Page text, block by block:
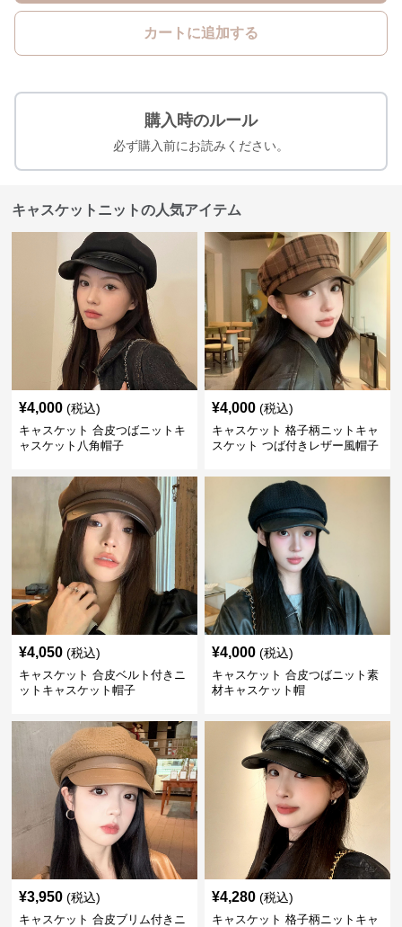
カートに追加する
購入時のルール
必ず購入前にお読みください。
キャスケットニットの人気アイテム
¥4,000 (税込)
キャスケット 合皮つばニットキ
ャスケット八角帽子
¥4,000 (税込)
キャスケット 格子柄ニットキャ
スケット つば付きレザー風帽子
¥4,050 (税込)
キャスケット 合皮ベルト付きニ
ットキャスケット帽子
¥4,000 (税込)
キャスケット 合皮つばニット素
材キャスケット帽
¥3,950 (税込)
キャスケット 合皮ブリム付きニ
¥4,280 (税込)
キャスケット 格子柄ニットキャ